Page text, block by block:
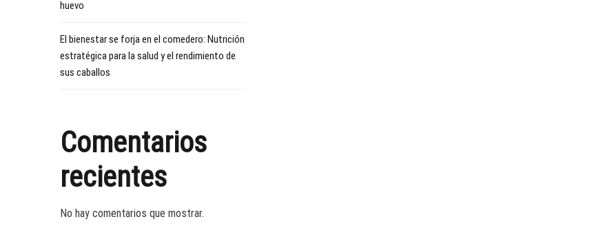
huevo
El bienestar se forja en el comedero: Nutrición
estratégica para la salud y el rendimiento de
sus caballos
Comentarios
recientes
No hay comentarios que mostrar.